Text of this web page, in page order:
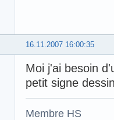
16.11.2007 16:00:35
Moi j'ai besoin
petit signe
Membre HS